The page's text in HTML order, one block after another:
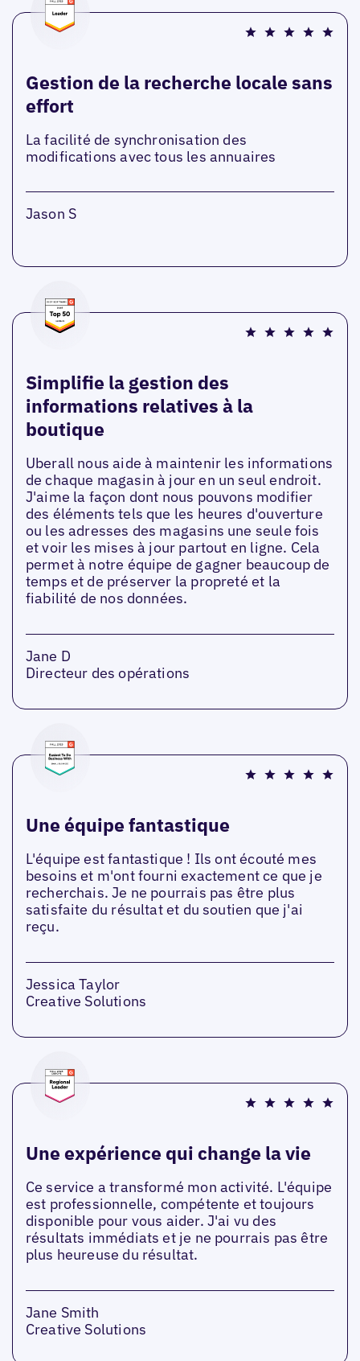
Gestion de la recherche locale sans
effort
La facilité de synchronisation des
modifications avec tous les annuaires
Jason S
Simplifie la gestion des
informations relatives à la
boutique
Uberall nous aide à maintenir les informations
de chaque magasin à jour en un seul endroit.
J'aime la façon dont nous pouvons modifier
des éléments tels que les heures d'ouverture
ou les adresses des magasins une seule fois
et voir les mises à jour partout en ligne. Cela
permet à notre équipe de gagner beaucoup de
temps et de préserver la propreté et la
fiabilité de nos données.
Jane D
Directeur des opérations
Une équipe fantastique
L'équipe est fantastique ! Ils ont écouté mes
besoins et m'ont fourni exactement ce que je
recherchais. Je ne pourrais pas être plus
satisfaite du résultat et du soutien que j'ai
reçu.
Jessica Taylor
Creative Solutions
Une expérience qui change la vie
Ce service a transformé mon activité. L'équipe
est professionnelle, compétente et toujours
disponible pour vous aider. J'ai vu des
résultats immédiats et je ne pourrais pas être
plus heureuse du résultat.
Jane Smith
Creative Solutions